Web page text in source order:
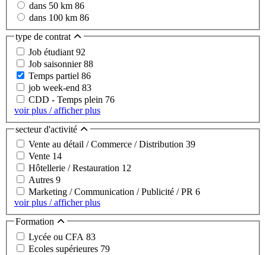
dans 50 km 86
dans 100 km 86
type de contrat
Job étudiant 92
Job saisonnier88
Temps partiel 86
job week-end 83
CDD - Temps plein 76
voir plus / afficher plus
secteur d'activité
Vente au détail / Commerce / Distribution 39
Vente 14
Hôtellerie / Restauration 12
Autres 9
Marketing / Communication / Publicité / PR 6
voir plus / afficher plus
Formation
Lycée ou CFA 83
Ecoles supérieures 79